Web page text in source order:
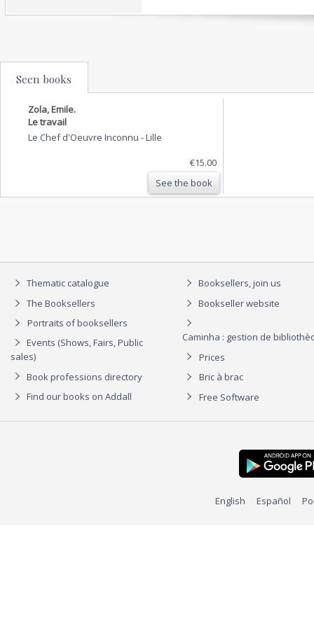
Seen books
Zola, Emile.
Le travail
Le Chef d'Oeuvre Inconnu -Lille
€15.00
See the book
Thematic catalogue
The Booksellers
Portraits of booksellers
Events (Shows, Fairs, Public
sales)
Book professions directory
Find our books on Addall
Booksellers, join us
Bookseller website
Caminha : gestion de
Prices
Bric à brac
Free Software
English Español